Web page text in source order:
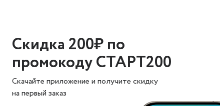
Скидка 200₽ по
промокоду СТАРТ200
Скачайте приложение и получите скидку
на первый заказ